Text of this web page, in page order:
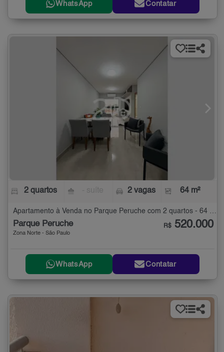
WhatsApp Contatar
2 quartos 2 vagas 64 m²
Apartamento à Venda no Parque Peruche com 2 quartos - 64 m²
Parque Peruche
Zona Norte - São Paulo
R$ 520.000
WhatsApp Contatar